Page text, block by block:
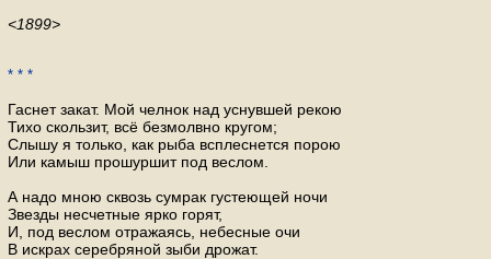
<1899>
* * *
Гаснет закат. Мой челнок над уснувшей рекою
Тихо скользит, всё безмолвно кругом;
Слышу я только, как рыба всплеснется порою
Или камыш прошуршит под веслом.
А надо мною сквозь сумрак густеющей ночи
Звезды несчетные ярко горят,
И, под веслом отражаясь, небесные очи
В искрах серебряной зыби дрожат.